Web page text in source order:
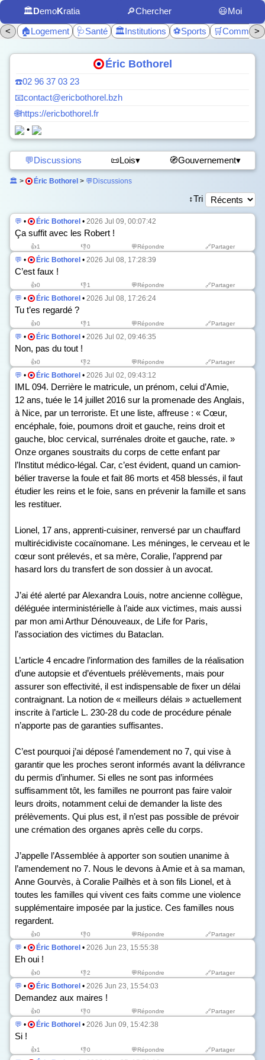
🏛️DemoKratia 🔎Chercher
😃Moi
<
🏠Logement 🩺Santé 🏛️Institutions ⚽Sports >
Éric Bothorel
☎️02 96 37 03 23
📧contact@ericbothorel.bzh
🌐https://ericbothorel.fr
•
💬Discussions 📜Lois▾ 🧭Gouvernement▾
🏛️ > Éric Bothorel > 💬Discussions
↕️Tri
💬 • Éric Bothorel • 2026 Jul 09, 00:07:42
Ça suffit avec les Robert !
👍1 👎0 💬Répondre 🔗Partager
💬 • Éric Bothorel • 2026 Jul 08, 17:28:39
C’est faux !
👍0 👎1 💬Répondre 🔗Partager
💬 • Éric Bothorel • 2026 Jul 08, 17:26:24
Tu t’es regardé ?
👍0 👎1 💬Répondre 🔗Partager
💬 • Éric Bothorel • 2026 Jul 02, 09:46:35
Non, pas du tout !
👍0 👎2 💬Répondre 🔗Partager
💬 • Éric Bothorel • 2026 Jul 02, 09:43:12
IML 094. Derrière le matricule, un prénom, celui d’Amie,
12 ans, tuée le 14 juillet 2016 sur la promenade des Anglais,
à Nice, par un terroriste. Et une liste, affreuse : « Cœur,
encéphale, foie, poumons droit et gauche, reins droit et
gauche, bloc cervical, surrénales droite et gauche, rate. »
Onze organes soustraits du corps de cette enfant par
l’Institut médico-légal. Car, c’est évident, quand un camion-
bélier traverse la foule et fait 86 morts et 458 blessés, il faut
étudier les reins et le foie, sans en prévenir la famille et sans
les restituer.
Lionel, 17 ans, apprenti-cuisiner, renversé par un chauffard
multirécidiviste cocaïnomane. Les méninges, le cerveau et le
cœur sont prélevés, et sa mère, Coralie, l’apprend par
hasard lors du transfert de son dossier à un avocat.
J’ai été alerté par Alexandra Louis, notre ancienne collègue,
déléguée interministérielle à l’aide aux victimes, mais aussi
par mon ami Arthur Dénouveaux, de Life for Paris,
l’association des victimes du Bataclan.
L’article 4 encadre l’information des familles de la réalisation
d’une autopsie et d’éventuels prélèvements, mais pour
assurer son effectivité, il est indispensable de fixer un délai
contraignant. La notion de « meilleurs délais » actuellement
inscrite à l’article L. 230-28 du code de procédure pénale
n’apporte pas de garanties suffisantes.
C’est pourquoi j’ai déposé l’amendement no 7, qui vise à
garantir que les proches seront informés avant la délivrance
du permis d’inhumer. Si elles ne sont pas informées
suffisamment tôt, les familles ne pourront pas faire valoir
leurs droits, notamment celui de demander la liste des
prélèvements. Qui plus est, il n’est pas possible de prévoir
une crémation des organes après celle du corps.
J’appelle l’Assemblée à apporter son soutien unanime à
l’amendement no 7. Nous le devons à Amie et à sa maman,
Anne Gourvès, à Coralie Pailhès et à son fils Lionel, et à
toutes les familles qui vivent ces faits comme une violence
supplémentaire imposée par la justice. Ces familles nous
regardent.
👍0 👎0 💬Répondre 🔗Partager
💬 • Éric Bothorel • 2026 Jun 23, 15:55:38
Eh oui !
👍0 👎2 💬Répondre 🔗Partager
💬 • Éric Bothorel • 2026 Jun 23, 15:54:03
Demandez aux maires !
👍0 👎0 💬Répondre 🔗Partager
💬 • Éric Bothorel • 2026 Jun 09, 15:42:38
Si !
👍1 👎0 💬Répondre 🔗Partager